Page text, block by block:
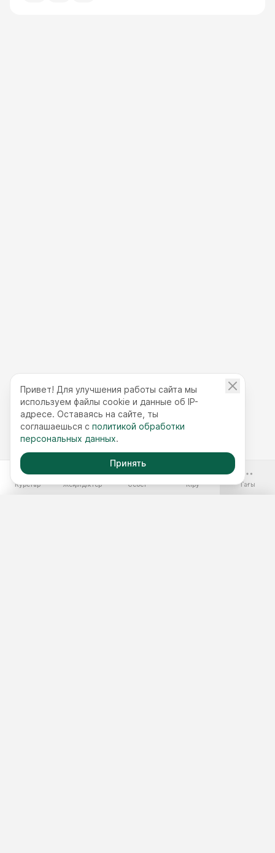
Курстар Жеңілдіктер Себет Кіру Тағы
Привет! Для улучшения работы сайта мы
используем файлы cookie и данные об IP-
адресе. Оставаясь на сайте, ты
соглашаешься с политикой обработки
персональных данных.
Принять